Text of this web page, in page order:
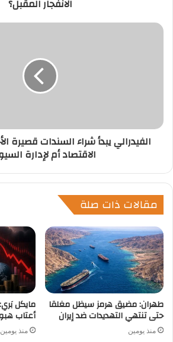
الانفجار المقبل؟
الفيدرالي يبدأ شراء السندات قصيرة
الاقتصاد أم لإدارة
مقالات ذات صلة
طهران: مضيق هرمز سيظل مغلقا
حتى تنتهي التهديدات ضد إيران
منذ يومين
مايكل
أعتاب هبوط
منذ يومين